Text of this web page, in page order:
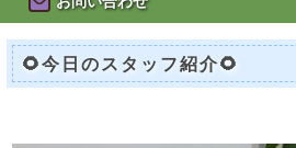
🌻今日のスタッフ紹介🌻